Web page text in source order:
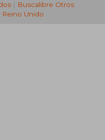
| Buscalibre Otros
Unido